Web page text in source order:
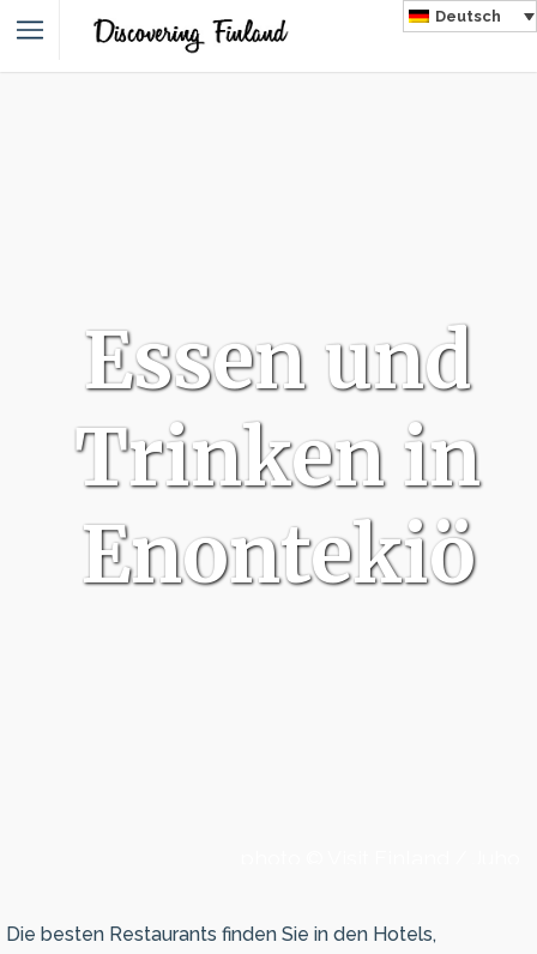
Deutsch
Essen und
Trinken in
Enontekiö
Die besten Restaurants finden Sie in den Hotels,